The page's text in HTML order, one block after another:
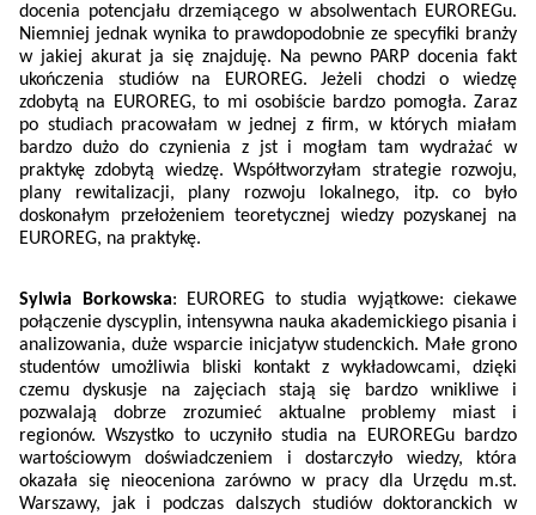
docenia potencjału drzemiącego w absolwentach EUROREGu.
Niemniej jednak wynika to prawdopodobnie ze specyfiki branży
w jakiej akurat ja się znajduję. Na pewno PARP docenia fakt
ukończenia studiów na EUROREG. Jeżeli chodzi o wiedzę
zdobytą na EUROREG, to mi osobiście bardzo pomogła. Zaraz
po studiach pracowałam w jednej z firm, w których miałam
bardzo dużo do czynienia z jst i mogłam tam wydrażać w
praktykę zdobytą wiedzę. Współtworzyłam strategie rozwoju,
plany rewitalizacji, plany rozwoju lokalnego, itp. co było
doskonałym przełożeniem teoretycznej wiedzy pozyskanej na
EUROREG, na praktykę.
Sylwia Borkowska: EUROREG to studia wyjątkowe: ciekawe
połączenie dyscyplin, intensywna nauka akademickiego pisania i
analizowania, duże wsparcie inicjatyw studenckich. Małe grono
studentów umożliwia bliski kontakt z wykładowcami, dzięki
czemu dyskusje na zajęciach stają się bardzo wnikliwe i
pozwalają dobrze zrozumieć aktualne problemy miast i
regionów. Wszystko to uczyniło studia na EUROREGu bardzo
wartościowym doświadczeniem i dostarczyło wiedzy, która
okazała się nieoceniona zarówno w pracy dla Urzędu m.st.
Warszawy, jak i podczas dalszych studiów doktoranckich w